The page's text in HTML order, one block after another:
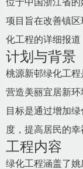
位于中国浙江省
项目旨在改善镇
化工程的详细报道
计划与背景
桃源新邨绿化工程
营造美丽宜居新
目标是通过增加
度，提高居民的幸
工程内容
绿化工程涵盖了